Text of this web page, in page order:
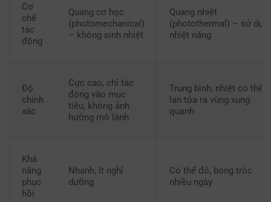
Cơ
chế
tác
động
Quang cơ học
(photomechanical)
– không sinh nhiệt
Quang nhiệt
(photothermal) – sử
nhiệt năng
Độ
chính
xác
Cực cao, chỉ tác
động vào mục
tiêu, không ảnh
hưởng mô lành
Trung bình, nhiệt có thể
lan tỏa ra vùng xung
quanh
Khả
năng
phục
hồi
Nhanh, ít nghỉ
dưỡng
Có thể đỏ, bong tróc
nhiều ngày